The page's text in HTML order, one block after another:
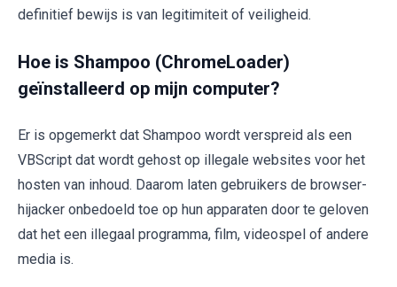
definitief bewijs is van legitimiteit of veiligheid.
Hoe is Shampoo (ChromeLoader)
geïnstalleerd op mijn computer?
Er is opgemerkt dat Shampoo wordt verspreid als een
VBScript dat wordt gehost op illegale websites voor het
hosten van inhoud. Daarom laten gebruikers de browser-
hijacker onbedoeld toe op hun apparaten door te geloven
dat het een illegaal programma, film, videospel of andere
media is.